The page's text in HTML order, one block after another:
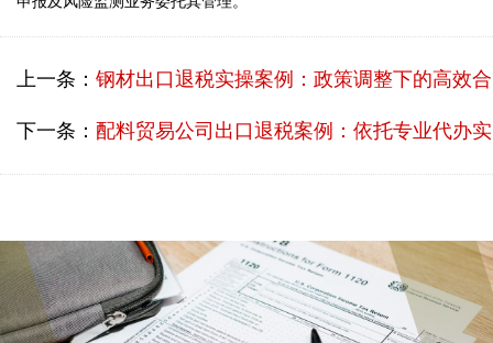
上一条： 钢材出口退税实操案例：政策调整下的高效合规退税路径
下一条： 配料贸易公司出口退税案例：依托专业代办实现高效合规申报